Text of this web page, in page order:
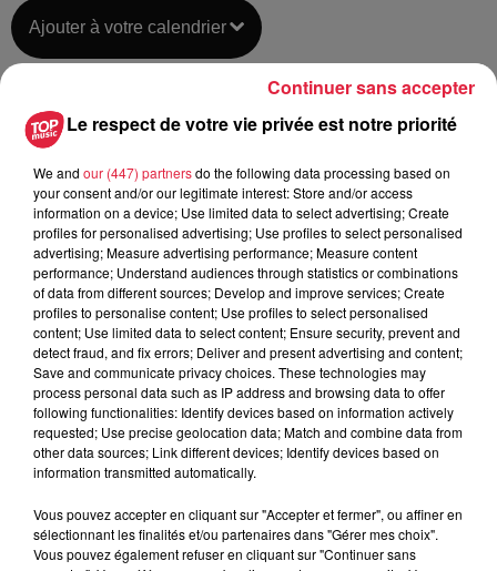
Ajouter à votre calendrier
Date
21 octobre 2020 à 0h00
Lieu WIHR-AU-VAL
Organisateur
BAUDOUIN ANNE-CHRISTINE
0686633628
acbaudouin@orange.fr
Tarif Gratuit
Le respect de votre vie privée est notre priorité
We and our (447) partnersdo the following data processing based on
your consent and/or our legitimate interest: Store and/or access
information on a device; Use limited data to select advertising; Create
profiles for personalised advertising; Use profiles to select personalised
advertising; Measure advertising performance; Measure content
performance; Understand audiences through statistics or combinations
of data from different sources; Develop and improve services; Create
profiles to personalise content; Use profiles to select personalised
content; Use limited data to select content; Ensure security, prevent and
detect fraud, and fix errors; Deliver and present advertising and content;
Save and communicate privacy choices. These technologies may
process personal data such as IP address and browsing data to offer
following functionalities: Identify devices based on information actively
requested; Use precise geolocation data; Match and combine data from
other data sources; Link different devices; Identify devices based on
information transmitted automatically.
Vous pouvez accepter en cliquant sur "Accepter et fermer", ou affiner en
sélectionnant les finalités et/ou partenaires dans "Gérer mes choix".
Vous pouvez également refuser en cliquant sur "Continuer sans
Continuer sans accepter